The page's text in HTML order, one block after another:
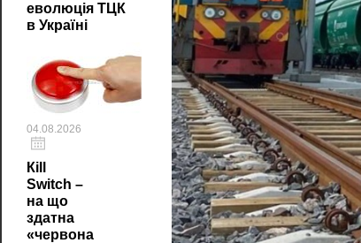
еволюція ТЦК
в Україні
04.08.2026
Кill
Switch –
на що
здатна
«червона